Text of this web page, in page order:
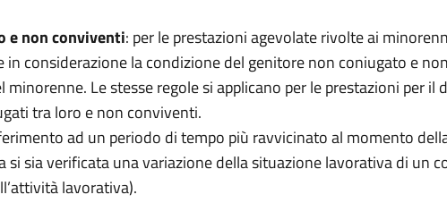
e non conviventi: per le prestazioni agevolate rivolte ai
considerazione la condizione del genitore non coniugato e
minorenne. Le stesse regole si applicano per le prestazioni per
tra loro e non conviventi.
ad un periodo di tempo più ravvicinato al momento
si sia verificata una variazione della situazione lavorativa di un
lavorativa).